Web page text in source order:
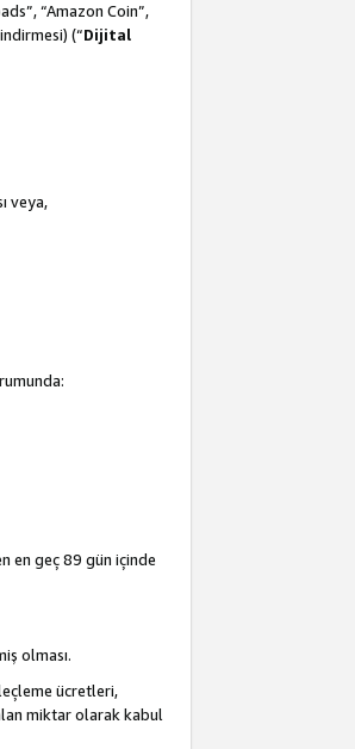
“Amazon Coin”,
(“Dijital
veya,
en geç 89 gün içinde
olması.
ücretleri,
miktar olarak kabul